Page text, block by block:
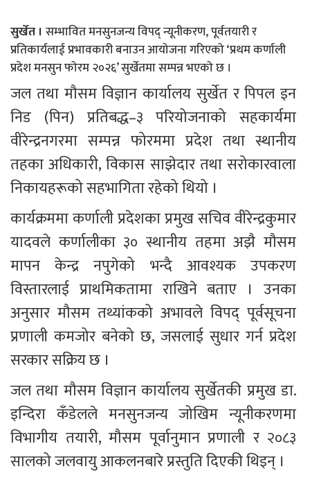
सुर्खेत । सम्भावित मनसुनजन्य विपद् न्यूनीकरण, पूर्वतयारी र
प्रतिकार्यलाई प्रभावकारी बनाउन आयोजना गरिएको ‘प्रथम कर्णाली
प्रदेश मनसुन फोरम २०२६’ सुर्खेतमा सम्पन्न भएको छ ।
जल तथा मौसम विज्ञान कार्यालय सुर्खेत र पिपल इन
निड (पिन) प्रतिबद्ध–३ परियोजनाको सहकार्यमा
वीरेन्द्रनगरमा सम्पन्न फोरममा प्रदेश तथा स्थानीय
तहका अधिकारी, विकास साझेदार तथा सरोकारवाला
निकायहरूको सहभागिता रहेको थियो ।
कार्यक्रममा कर्णाली प्रदेशका प्रमुख सचिव वीरेन्द्रकुमार
यादवले कर्णालीका ३० स्थानीय तहमा अझै मौसम
मापन केन्द्र नपुगेको भन्दै आवश्यक उपकरण
विस्तारलाई प्राथमिकतामा राखिने बताए । उनका
अनुसार मौसम तथ्यांकको अभावले विपद् पूर्वसूचना
प्रणाली कमजोर बनेको छ, जसलाई सुधार गर्न प्रदेश
सरकार सक्रिय छ ।
जल तथा मौसम विज्ञान कार्यालय सुर्खेतकी प्रमुख डा.
इन्दिरा कँडेलले मनसुनजन्य जोखिम न्यूनीकरणमा
विभागीय तयारी, मौसम पूर्वानुमान प्रणाली र २०८३
सालको जलवायु आकलनबारे प्रस्तुति दिएकी थिइन् ।